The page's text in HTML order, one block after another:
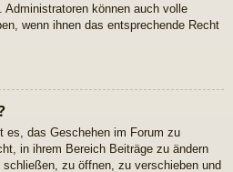
Administratoren können auch volle
wenn ihnen das entsprechende Recht
es, das Geschehen im Forum zu
in ihrem Bereich Beiträge zu ändern
zu öffnen, zu verschieben und